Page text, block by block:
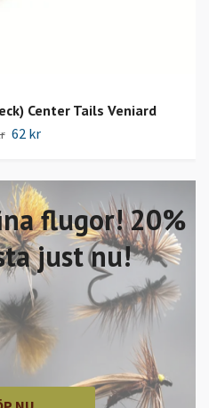
flugor! 20%
just nu!
Center Tails Veniard
62 kr